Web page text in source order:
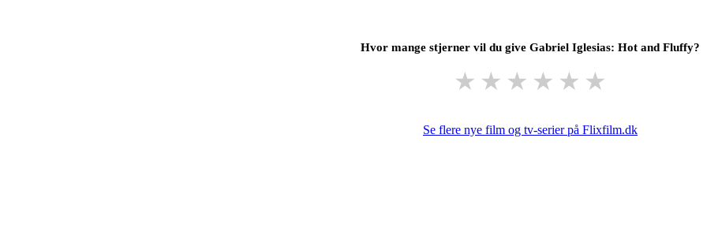
Hvor mange stjerner vil du give Gabriel Iglesias: Hot and Fluffy?
★ ★ ★ ★ ★ ★
Se flere nye film og tv-serier på Flixfilm.dk